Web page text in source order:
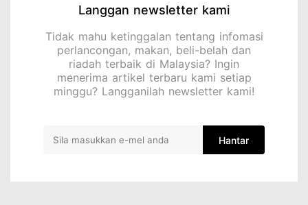
Langgan newsletter kami
Tidak mahu ketinggalan tentang infomasi
perlancongan, makan, beli-belah dan
riadah terbaik di Malaysia? Ingin
menerima artikel terbaru kami setiap
minggu? Langganilah newsletter kami!
Hantar